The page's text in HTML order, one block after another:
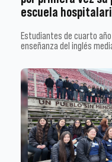
escuela
Estudiantes de cuarto
enseñanza del inglés